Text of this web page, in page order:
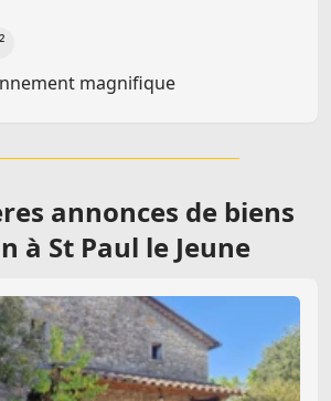
magnifique
annonces de biens
à St Paul le Jeune